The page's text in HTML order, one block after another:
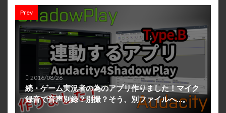
Prev
2016/08/26
続・ゲーム実況者の為のアプリ作りました！マイク
録音で音声別録？別撮？そう、別ファイルへ…。